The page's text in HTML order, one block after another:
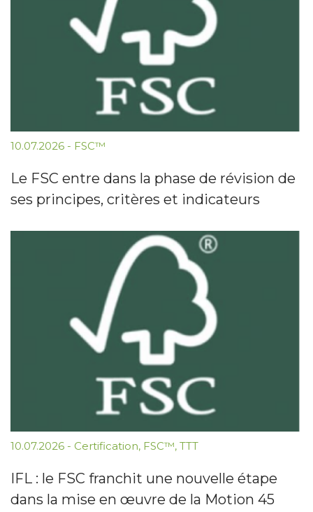
10.07.2026 - FSC™
Le FSC entre dans la phase de révision de
ses principes, critères et indicateurs
10.07.2026 - Certification, FSC™, TTT
IFL : le FSC franchit une nouvelle étape
dans la mise en œuvre de la Motion 45